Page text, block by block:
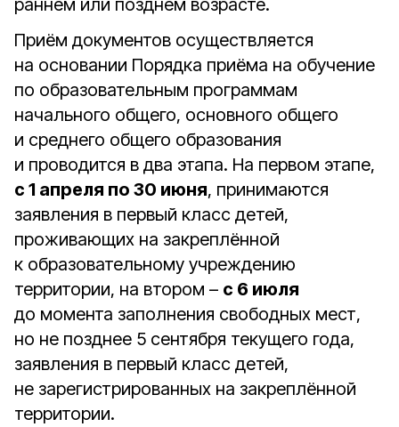
раннем или позднем возрасте.
Приём документов осуществляется
на основании Порядка приёма на обучение
по образовательным программам
начального общего, основного общего
и среднего общего образования
и проводится в два этапа. На первом этапе,
с 1 апреля по 30 июня, принимаются
заявления в первый класс детей,
проживающих на закреплённой
к образовательному учреждению
территории, на втором – с 6 июля
до момента заполнения свободных мест,
но не позднее 5 сентября текущего года,
заявления в первый класс детей,
не зарегистрированных на закреплённой
территории.